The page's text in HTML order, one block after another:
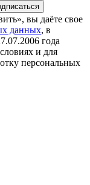
вы даёте свое
данных, в
года
и для
персональных